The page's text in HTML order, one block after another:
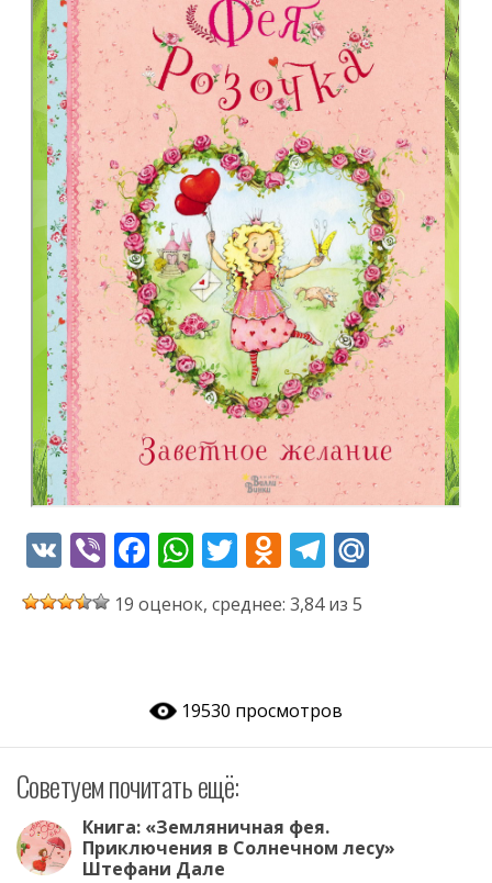
V
K
Vi
b
er
F
e
o
o
k
W
at
p
p
T
itt
O
d
n
as
s
ki
T
e
m
19 оценок, среднее: 3,84 из 5
19530 просмотров
Советуем почитать ещё:
Книга: «Земляничная фея.
Приключения в Солнечном лесу»
Штефани Дале